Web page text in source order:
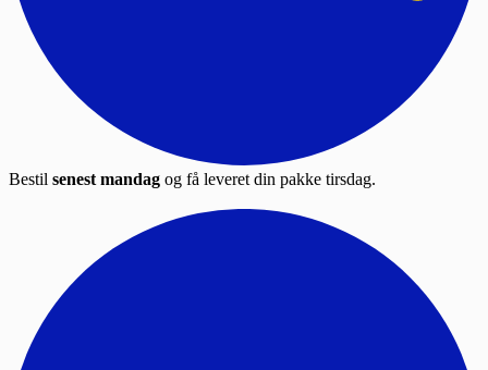
Bestil senest mandag og få leveret din pakke tirsdag.